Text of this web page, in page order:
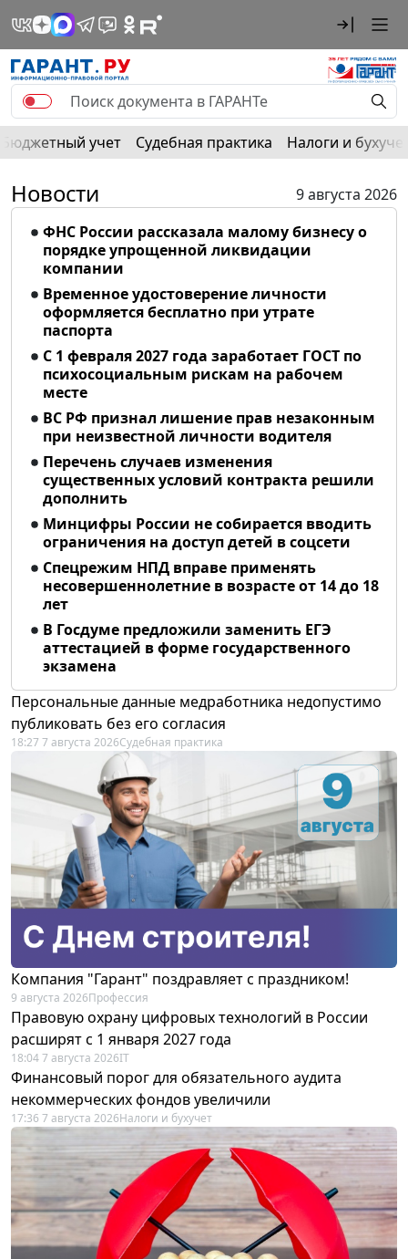
Бюджетный учет Судебная практика Налоги и
Новости
9 августа 2026
ФНС России рассказала малому бизнесу о
порядке упрощенной ликвидации
компании
Временное удостоверение личности
оформляется бесплатно при утрате
паспорта
С 1 февраля 2027 года заработает ГОСТ по
психосоциальным рискам на рабочем
месте
ВС РФ признал лишение прав незаконным
при неизвестной личности водителя
Перечень случаев изменения
существенных условий контракта решили
дополнить
Минцифры России не собирается вводить
ограничения на доступ детей в соцсети
Спецрежим НПД вправе применять
несовершеннолетние в возрасте от 14 до 18
лет
В Госдуме предложили заменить ЕГЭ
аттестацией в форме государственного
экзамена
Персональные данные медработника недопустимо
публиковать без его согласия
18:27 7 августа 2026Судебная практика
Компания "Гарант" поздравляет с праздником!
9 августа 2026Профессия
Правовую охрану цифровых технологий в России
расширят с 1 января 2027 года
18:04 7 августа 2026IT
Финансовый порог для обязательного аудита
некоммерческих фондов увеличили
17:36 7 августа 2026Налоги и бухучет